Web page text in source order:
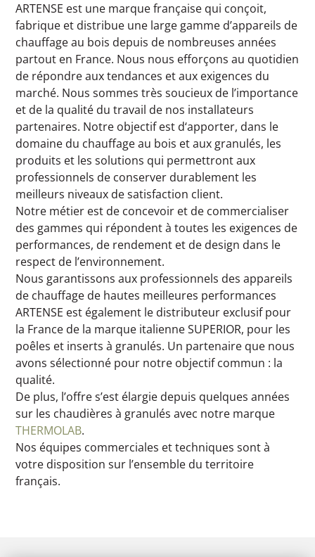
ARTENSE est une marque française qui conçoit,
fabrique et distribue une large gamme d’appareils de
chauffage au bois depuis de nombreuses années
partout en France. Nous nous efforçons au quotidien
de répondre aux tendances et aux exigences du
marché. Nous sommes très soucieux de l’importance
et de la qualité du travail de nos installateurs
partenaires. Notre objectif est d‘apporter, dans le
domaine du chauffage au bois et aux granulés, les
produits et les solutions qui permettront aux
professionnels de conserver durablement les
meilleurs niveaux de satisfaction client.
Notre métier est de concevoir et de commercialiser
des gammes qui répondent à toutes les exigences de
performances, de rendement et de design dans le
respect de l’environnement.
Nous garantissons aux professionnels des appareils
de chauffage de hautes meilleures performances
ARTENSE est également le distributeur exclusif pour
la France de la marque italienne SUPERIOR, pour les
poêles et inserts à granulés. Un partenaire que nous
avons sélectionné pour notre objectif commun : la
qualité.
De plus, l’offre s’est élargie depuis quelques années
sur les chaudières à granulés avec notre marque
THERMOLAB.
Nos équipes commerciales et techniques sont à
votre disposition sur l’ensemble du territoire
français.